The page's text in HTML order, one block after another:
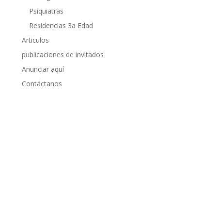
Psiquiatras
Residencias 3a Edad
Articulos
publicaciones de invitados
Anunciar aquí
Contáctanos